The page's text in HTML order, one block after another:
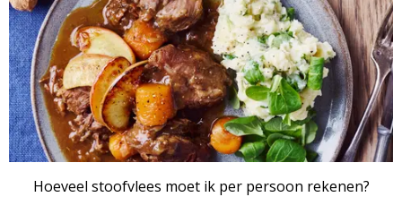
Hoeveel stoofvlees moet ik per persoon rekenen?